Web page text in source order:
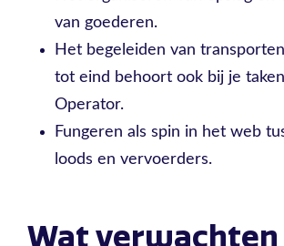
van goederen.
Het begeleiden van
tot eind behoort ook bij je
Operator.
Fungeren als spin in het web
loods en vervoerders.
Wat